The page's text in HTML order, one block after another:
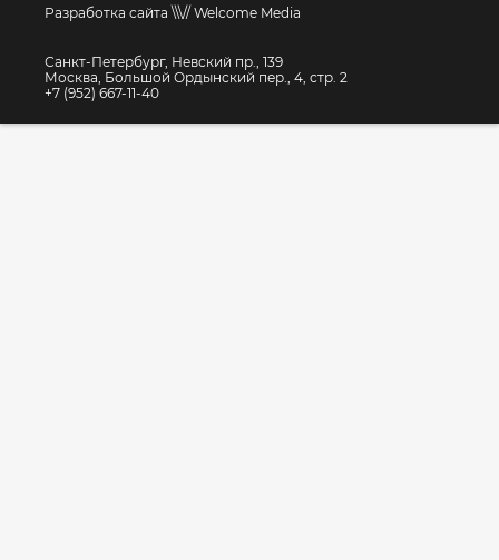
Разработка сайта \\\// Welcome Media
Санкт-Петербург, Невский пр., 139
Москва, Большой Ордынский пер., 4, стр. 2
+7 (952) 667-11-40